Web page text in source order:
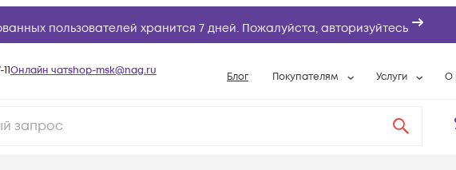
пользователей хранится 7 дней. Пожалуйста, авторизуйтесь
Онлайн чатshop-msk@nag.ru Блог Покупателям Услуги
Системная
О